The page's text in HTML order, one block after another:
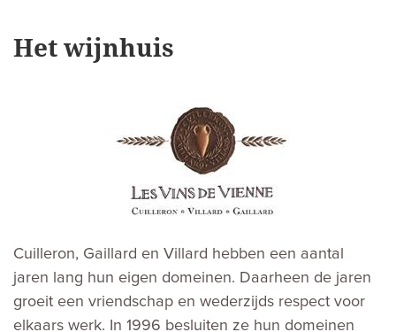
Het wijnhuis
Cuilleron, Gaillard en Villard hebben een aantal
jaren lang hun eigen domeinen. Daarheen de jaren
groeit een vriendschap en wederzijds respect voor
elkaars werk. In 1996 besluiten ze hun domeinen